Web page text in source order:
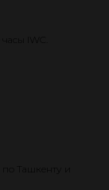
IWC.
Ташкенту и